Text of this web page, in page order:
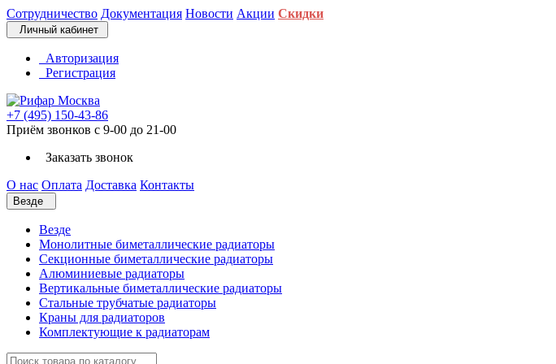
Сотрудничество Документация Новости Акции Скидки
Личный кабинет
Авторизация
Регистрация
+7 (495) 150-43-86
Приём звонков с 9-00 до 21-00
Заказать звонок
О нас Оплата Доставка Контакты
Везде
Везде
Монолитные биметаллические радиаторы
Секционные биметаллические радиаторы
Алюминиевые радиаторы
Вертикальные биметаллические радиаторы
Стальные трубчатые радиаторы
Краны для радиаторов
Комплектующие к радиаторам